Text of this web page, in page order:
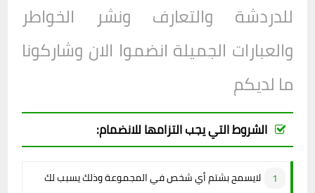
للدردشة والتعارف ونشر الخواطر
والعبارات الجميلة انضموا الان وشاركونا
ما لديكم
الشروط التي يجب التزامها للانضمام:
لايسمح بشتم أي شخص في المجموعة وذلك يسبب لك